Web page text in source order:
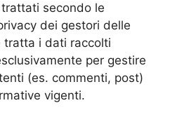
secondo le
dei gestori delle
tratta i dati raccolti
per gestire
(es. commenti, post)
vigenti.